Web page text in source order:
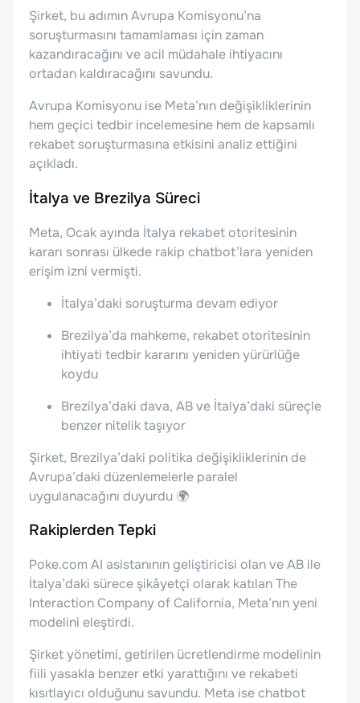
Şirket, bu adımın Avrupa Komisyonu’na
soruşturmasını tamamlaması için zaman
kazandıracağını ve acil müdahale ihtiyacını
ortadan kaldıracağını savundu.
Avrupa Komisyonu ise Meta’nın değişikliklerinin
hem geçici tedbir incelemesine hem de kapsamlı
rekabet soruşturmasına etkisini analiz ettiğini
açıkladı.
İtalya ve Brezilya Süreci
Meta, Ocak ayında İtalya rekabet otoritesinin
kararı sonrası ülkede rakip chatbot’lara yeniden
erişim izni vermişti.
İtalya’daki soruşturma devam ediyor
Brezilya’da mahkeme, rekabet otoritesinin
ihtiyati tedbir kararını yeniden yürürlüğe
koydu
Brezilya’daki dava, AB ve İtalya’daki süreçle
benzer nitelik taşıyor
Şirket, Brezilya’daki politika değişikliklerinin de
Avrupa’daki düzenlemelerle paralel
uygulanacağını duyurdu 🌍
Rakiplerden Tepki
Poke.com AI asistanının geliştiricisi olan ve AB ile
İtalya’daki sürece şikâyetçi olarak katılan The
Interaction Company of California, Meta’nın yeni
modelini eleştirdi.
Şirket yönetimi, getirilen ücretlendirme modelinin
fiili yasakla benzer etki yarattığını ve rekabeti
kısıtlayıcı olduğunu savundu. Meta ise chatbot